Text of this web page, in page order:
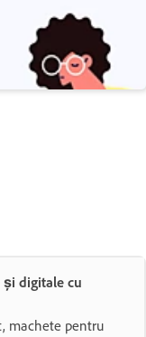
digitale cu
machete pentru